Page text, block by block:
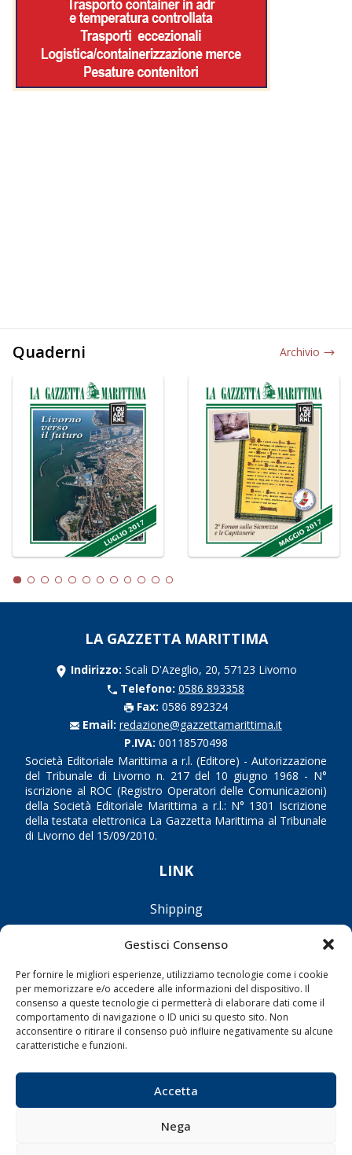
Gestisci Consenso
Per fornire le migliori esperienze, utilizziamo tecnologie come i cookie
per memorizzare e/o accedere alle informazioni del dispositivo. Il
consenso a queste tecnologie ci permetterà di elaborare dati come il
comportamento di navigazione o ID unici su questo sito. Non
acconsentire o ritirare il consenso può influire negativamente su alcune
caratteristiche e funzioni.
Accetta
Nega
Quaderni Archivio
LA GAZZETTA MARITTIMA
Indirizzo: Scali D'Azeglio, 20, 57123 Livorno
Telefono: 0586 893358
Fax: 0586 892324
Email: redazione@gazzettamarittima.it
P.IVA: 00118570498
Società Editoriale Marittima a r.l. (Editore) - Autorizzazione
del Tribunale di Livorno n. 217 del 10 giugno 1968 - N°
iscrizione al ROC (Registro Operatori delle Comunicazioni)
della Società Editoriale Marittima a r.l.: N° 1301 Iscrizione
della testata elettronica La Gazzetta Marittima al Tribunale
di Livorno del 15/09/2010.
LINK
Shipping
Varie
Sostenibilità
Compagnie di Navigazione
Diporto
Chi siamo
Contatti